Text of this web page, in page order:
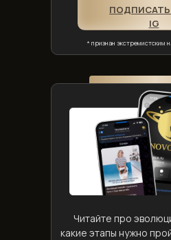
Читайте про
какие этапы нужно
* признан экстремистским
IG